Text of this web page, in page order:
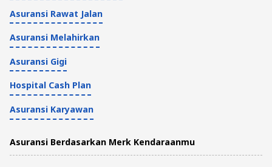
Asuransi Rawat Jalan
Asuransi Melahirkan
Asuransi Gigi
Hospital Cash Plan
Asuransi Karyawan
Asuransi Berdasarkan Merk Kendaraanmu